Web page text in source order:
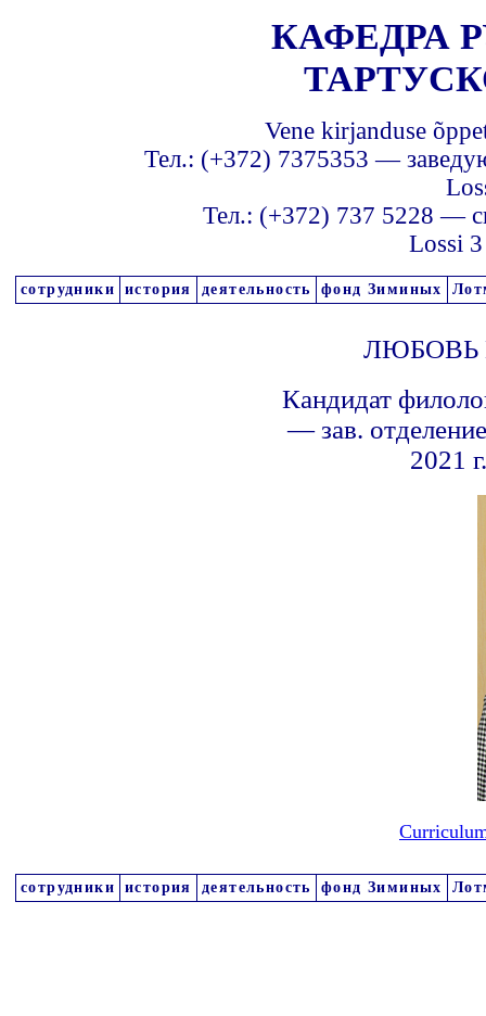
КАФЕДРА
Vene kirjanduse
Тел.: (+372) 7375353 —
Тел.: (+372) 737 5228 —
Lossi
сотрудники история деятельность фонд Зиминых
ЛЮБОВЬ
Кандидат
— зав.
2021
сотрудники история деятельность фонд Зиминых